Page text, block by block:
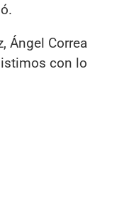
Ángel Correa
con lo